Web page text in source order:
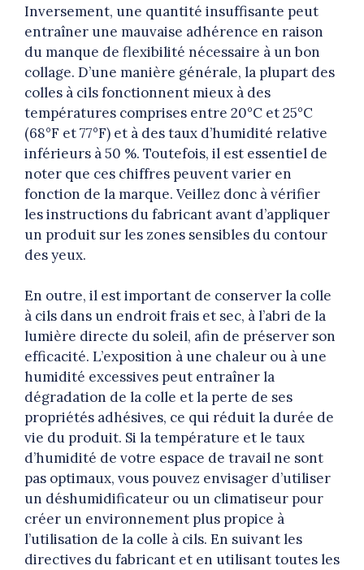
Inversement, une quantité insuffisante peut
entraîner une mauvaise adhérence en raison
du manque de flexibilité nécessaire à un bon
collage. D’une manière générale, la plupart des
colles à cils fonctionnent mieux à des
températures comprises entre 20°C et 25°C
(68°F et 77°F) et à des taux d’humidité relative
inférieurs à 50 %. Toutefois, il est essentiel de
noter que ces chiffres peuvent varier en
fonction de la marque. Veillez donc à vérifier
les instructions du fabricant avant d’appliquer
un produit sur les zones sensibles du contour
des yeux.
En outre, il est important de conserver la colle
à cils dans un endroit frais et sec, à l’abri de la
lumière directe du soleil, afin de préserver son
efficacité. L’exposition à une chaleur ou à une
humidité excessives peut entraîner la
dégradation de la colle et la perte de ses
propriétés adhésives, ce qui réduit la durée de
vie du produit. Si la température et le taux
d’humidité de votre espace de travail ne sont
pas optimaux, vous pouvez envisager d’utiliser
un déshumidificateur ou un climatiseur pour
créer un environnement plus propice à
l’utilisation de la colle à cils. En suivant les
directives du fabricant et en utilisant toutes les